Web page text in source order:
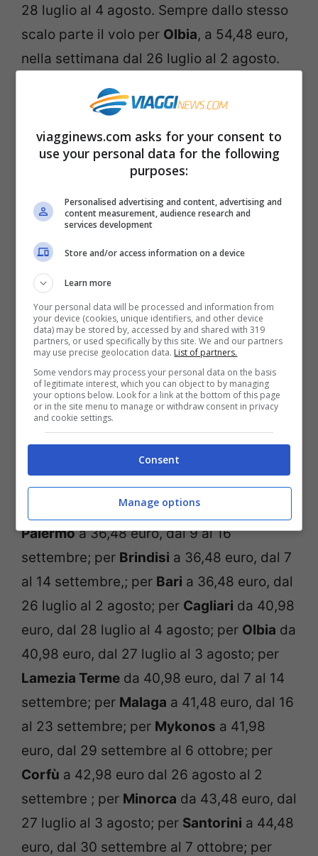
28 luglio al 4 agosto. Sempre dallo stesso
scalo parte il volo per Olbia, a 54,48 euro,
nella settimana dal 26 luglio al 2 agosto.
Sono invece tre i voli in offerta
Cataniaa 49,98 euro, dal 9 al 16
settembre; un altro volo per
sempre a 49,98 euro, dal 31 agosto al 7
settembre; infine il volo per
56,98 euro, dal 27 luglio al 3 agosto.
Numerosi sono i voli scontati in partenza
da Milano Malpensa . Tra questi
segnaliamo: il volo diretto aPalma de
da 31,98 euro, dall’8 al 15
settembre; perIbizaa 32,98 euro, dal 29
settembre al 6 ottobre; perAlghero a
33,98, nella settimana dal 23 al 30
Barcellona
dal 15 al 22 settembre; perCataniaa
36,48 euro, dal 2 al 9 settembre; per
Palermoa 36,48 euro, dal 9 al 16
settembre; per Brindisi a 36,48 euro, dal 7
al 14 settembre,; per Bari a 36,48 euro, dal
26 luglio al 2 agosto; per Cagliari da 40,98
euro, dal 28 luglio al 4 agosto; per Olbia da
40,98 euro, dal 27 luglio al 3 agosto; per
Lamezia Terme da 40,98 euro, dal 7 al 14
settembre; per Malaga a 41,48 euro, dal 16
al 23 settembre; per Mykonos a 41,98
euro, dal 29 settembre al 6 ottobre; per
Corfù a 42,98 euro dal 26 agosto al 2
settembre ; per Minorca da 43,48 euro, dal
27 luglio al 3 agosto; per Santorini a 44,48
euro, dal 30 settembre al 7 ottobre; per
viagginews.com asks for your consent to
use your personal data for the following
purposes:
Personalised advertising and content, advertising and
content measurement, audience research and
services development
Store and/or access information on a device
Learn more
Your personal data will be processed and information from
your device (cookies, unique identifiers, and other device
data) may be stored by, accessed by and shared with 319
partners, or used specifically by this site. We and our partners
may use precise geolocation data. List of partners.
Some vendors may process your personal data on the basis
of legitimate interest, which you can object to by managing
your options below. Look for a link at the bottom of this page
or in the site menu to manage or withdraw consent in privacy
and cookie settings.
Consent
Manage options